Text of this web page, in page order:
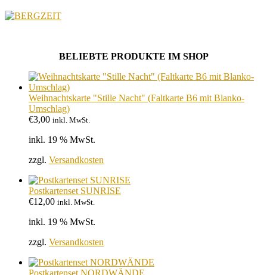
BELIEBTE PRODUKTE IM SHOP
Weihnachtskarte "Stille Nacht" (Faltkarte B6 mit Blanko-
Umschlag)
€3,00 inkl. MwSt.
inkl. 19 % MwSt.
zzgl. Versandkosten
Postkartenset SUNRISE
€12,00 inkl. MwSt.
inkl. 19 % MwSt.
zzgl. Versandkosten